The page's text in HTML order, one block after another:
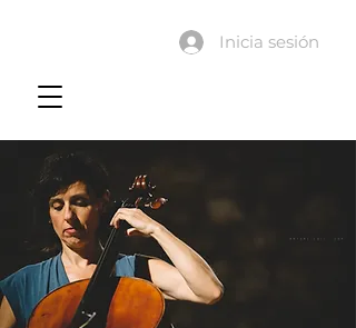
Inicia sesión